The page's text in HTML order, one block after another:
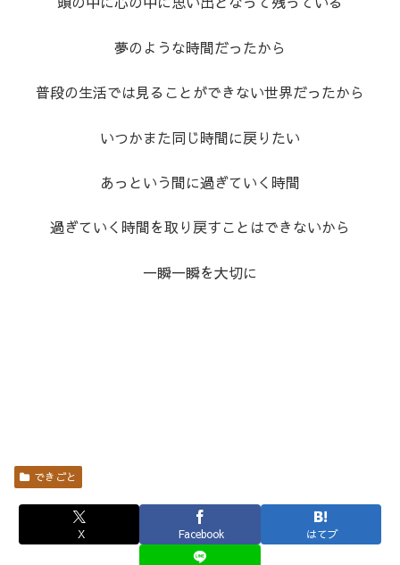
夢のような時間だったから
普段の生活では見ることができない世界だったから
いつかまた同じ時間に戻りたい
あっという間に過ぎていく時間
過ぎていく時間を取り戻すことはできないから
一瞬一瞬を大切に
できごと
X Facebook はてブ